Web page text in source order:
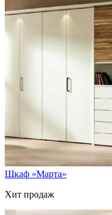
Шкаф «Марта»
Хит продаж